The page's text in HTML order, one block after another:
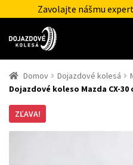
Zavolajte nášmu
Domov Dojazdové kolesá
Dojazdové koleso Mazda CX-30
ZĽAVA!